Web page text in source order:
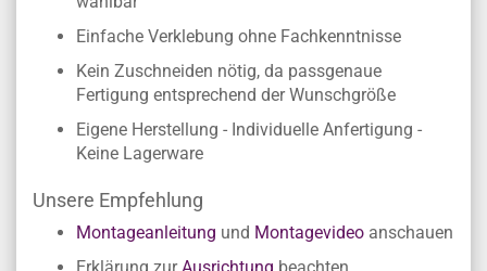
Einfache Verklebung ohne Fachkenntnisse
Kein Zuschneiden nötig, da passgenaue
Fertigung entsprechend der Wunschgröße
Eigene Herstellung - Individuelle Anfertigung -
Keine Lagerware
Unsere Empfehlung
Montageanleitung und Montagevideo anschauen